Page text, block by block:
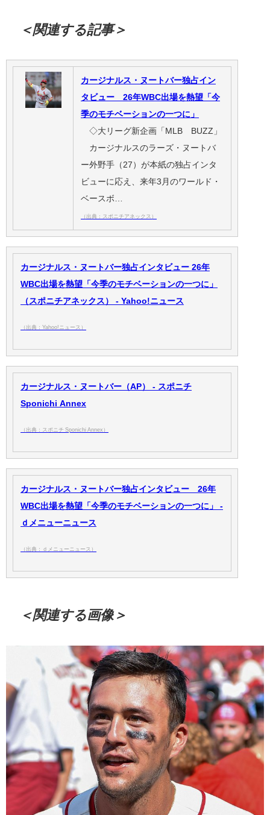
＜関連する記事＞
カージナルス・ヌートバー独占イン
タビュー 26年WBC出場を熱望「今
季のモチベーションの一つに」
◇大リーグ新企画「MLB BUZZ」
カージナルスのラーズ・ヌートバ
ー外野手（27）が本紙の独占インタ
ビューに応え、来年3月のワールド・
ベースボ…
（出典：スポニチアネックス）
カージナルス・ヌートバー独占インタビュー 26年
WBC出場を熱望「今季のモチベーションの一つに」
（スポニチアネックス） - Yahoo!ニュース
（出典：Yahoo!ニュース）
カージナルス・ヌートバー（AP） - スポニチ
Sponichi Annex
（出典：スポニチ Sponichi Annex）
カージナルス・ヌートバー独占インタビュー 26年
WBC出場を熱望「今季のモチベーションの一つに」 -
ｄメニューニュース
（出典：ｄメニューニュース）
＜関連する画像＞